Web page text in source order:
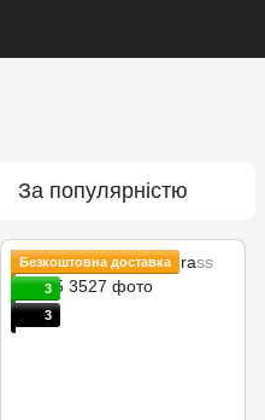
За популярністю
Безкоштовна доставка
3
3